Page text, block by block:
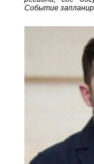
Событие